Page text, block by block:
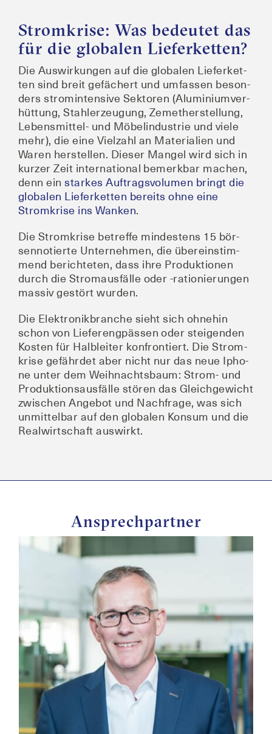
Stromkrise: Was bedeutet das
für die globalen Lieferketten?
Die Aus­wir­kun­gen auf die glo­ba­len Lie­fer­ket­
ten sind breit gefä­chert und umfas­sen beson­
ders strom­in­ten­si­ve Sek­to­ren (Alu­mi­ni­um­ver­
hüt­tung, Stahl­er­zeu­gung, Zeme­ther­stel­lung,
Lebens­mit­tel- und Möbel­in­dus­trie und vie­le
mehr), die eine Viel­zahl an Mate­ria­li­en und
Waren her­stel­len. Die­ser Man­gel wird sich in
kur­zer Zeit inter­na­tio­nal bemerk­bar machen,
denn einstar­kes Auf­trags­vo­lu­men bringt die
glo­ba­len Lie­fer­ket­ten bereits ohne eine
Strom­kri­se ins Wan­ken.
Die Strom­kri­se betref­fe min­des­tens 15 bör­
sen­no­tier­te Unter­neh­men, die über­ein­stim­
mend berich­te­ten, dass ihre Pro­duk­tio­nen
durch die Strom­aus­fäl­le oder ‑ratio­nie­run­gen
mas­siv gestört wurden.
Die Elek­tronik­bran­che sieht sich ohne­hin
schon von Lie­fer­eng­päs­sen oder stei­gen­den
Kos­ten für Halb­lei­ter kon­fron­tiert. Die Strom­
kri­se gefähr­det aber nicht nur das neue Ipho­
ne unter dem Weih­nachts­baum: Strom- und
Pro­duk­ti­ons­aus­fäl­le stö­ren das Gleich­ge­wicht
zwi­schen Ange­bot und Nach­fra­ge, was sich
unmit­tel­bar auf den glo­ba­len Kon­sum und die
Real­wirt­schaft auswirkt.
Ansprechpartner